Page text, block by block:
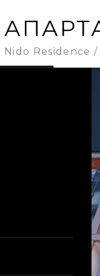
Nido Residence